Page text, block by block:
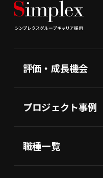
評価・成長機会
プロジェクト事例
職種一覧